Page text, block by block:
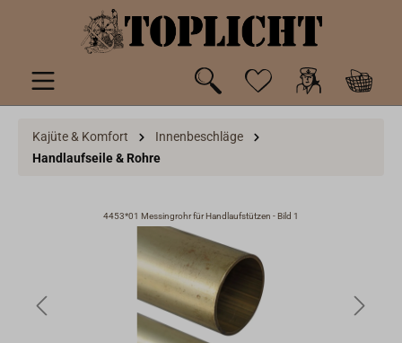
springen
Kajüte & Komfort
Innenbeschläge
Handlaufseile & Rohre
4453*01 Messingrohr für Handlaufstützen - Bild 1